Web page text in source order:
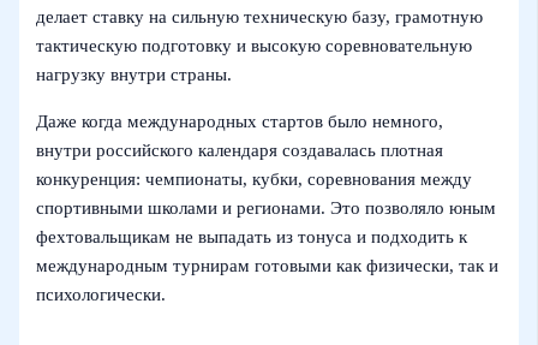
делает ставку на сильную техническую базу, грамотную
тактическую подготовку и высокую соревновательную
нагрузку внутри страны.
Даже когда международных стартов было немного,
внутри российского календаря создавалась плотная
конкуренция: чемпионаты, кубки, соревнования между
спортивными школами и регионами. Это позволяло юным
фехтовальщикам не выпадать из тонуса и подходить к
международным турнирам готовыми как физически, так и
психологически.